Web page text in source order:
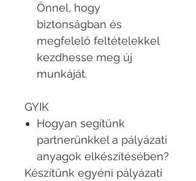
Önnel, hogy
biztonságban és
megfelelő feltételekkel
kezdhesse meg új
munkáját.
GYIK
Hogyan segítünk
partnerünkkel a pályázati
anyagok elkészítésében?
Készítünk egyéni pályázati